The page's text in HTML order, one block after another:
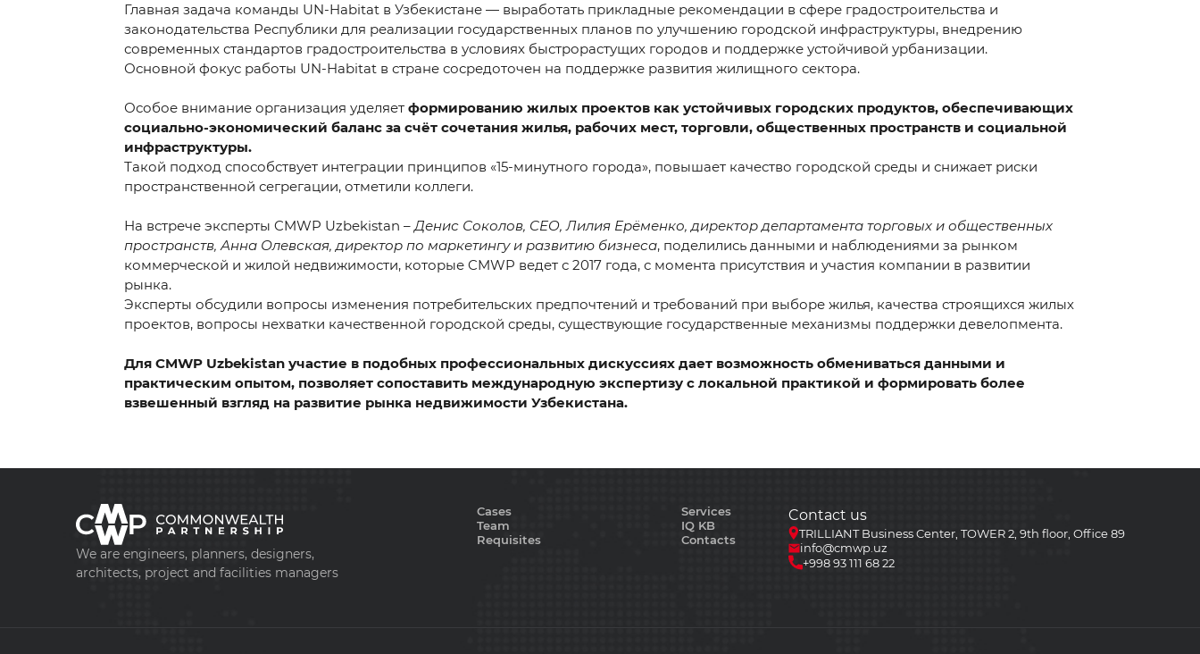
Главная задача команды UN-Habitat в Узбекистане — выработать прикладные рекомендации в сфере градостроительства и
законодательства Республики для реализации государственных планов по улучшению городской инфраструктуры, внедрению
современных стандартов градостроительства в условиях быстрорастущих городов и поддержке устойчивой урбанизации.
Основной фокус работы UN-Habitat в стране сосредоточен на поддержке развития жилищного сектора.
Особое внимание организация уделяет формированию жилых проектов как устойчивых городских продуктов, обеспечивающих
социально-экономический баланс за счёт сочетания жилья, рабочих мест, торговли, общественных пространств и социальной
инфраструктуры.
Такой подход способствует интеграции принципов «15-минутного города», повышает качество городской среды и снижает риски
пространственной сегрегации, отметили коллеги.
На встрече эксперты CMWP Uzbekistan –Денис Соколов, CEO, Лилия Ерёменко, директор департамента торговых и общественных
пространств, Анна Олевская, директор по маркетингу и развитию бизнеса, поделились данными и наблюдениями за рынком
коммерческой и жилой недвижимости, которые CMWP ведет с 2017 года, с момента присутствия и участия компании в развитии
рынка.
Эксперты обсудили вопросы изменения потребительских предпочтений и требований при выборе жилья, качества строящихся жилых
проектов, вопросы нехватки качественной городской среды, существующие государственные механизмы поддержки девелопмента.
Для CMWP Uzbekistan участие в подобных профессиональных дискуссиях дает возможность обмениваться данными и
практическим опытом, позволяет сопоставить международную экспертизу с локальной практикой и формировать более
взвешенный взгляд на развитие рынка недвижимости Узбекистана.
Phone number*
SEND
+998 93 111 68 22
TRILLIANT Business Center, TOWER 2, 9th floor, Office 89
We are engineers, planners, designers,
architects, project and facilities managers
Cases
Team
Requisites
Services
IQ KB
Contacts
Contact us
TRILLIANT Business Center, TOWER 2, 9th floor, Office 89
info@cmwp.uz
+998 93 111 68 22